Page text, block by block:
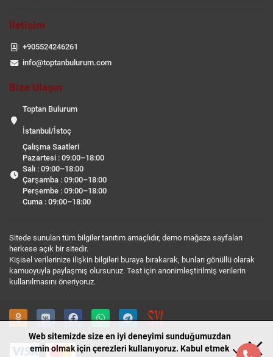
İletişim
+905524246261
info@toptanbulurum.com
Bize Ulaşın
Toptan Bulurum
İstanbul/İstoç
Çalışma Saatleri
Pazartesi : 09:00–18:00
Salı : 09:00–18:00
Çarşamba : 09:00–18:00
Perşembe : 09:00–18:00
Cuma : 09:00–18:00
Sitede sunulan tüm bilgiler tanıtım amaçlıdır, demo mağaza sayfaları
herkese açık bir sitedir.
Kişisel verilerinize ilişkin bilgileri buraya bırakarak, bunları gönüllü olarak
kamuoyuyla paylaşmış olursunuz. Test için anonimleştirilmiş verilerin
kullanılmasını öneriyoruz.
Web sitemizde size en iyi deneyimi sunduğumuzdan
emin olmak için çerezleri kullanıyoruz. Kabul etmek